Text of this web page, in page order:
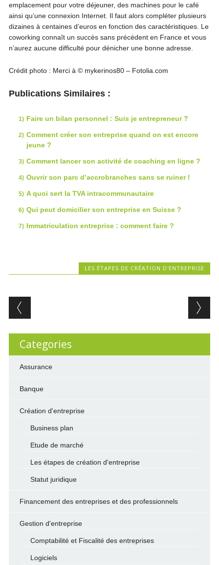
emplacement pour votre déjeuner, des machines pour le café
ainsi qu’une connexion Internet. Il faut alors compléter plusieurs
dizaines à centaines d’euros en fonction des caractéristiques. Le
coworking connaît un succès sans précédent en France et vous
n’aurez aucune difficulté pour dénicher une bonne adresse.
Crédit photo : Merci à © mykerinos80 – Fotolia.com
Publications Similaires :
Faire un bilan personnel : Suis je entrepreneur ?
Comment créer son entreprise quand on est encore
jeune ?
Comment lancer son activité de coaching en ligne ?
Ouvrir son parc d’accrobranches sans se ruiner !
A quoi sert la TVA intracommunautaire
Qui peut domicilier son entreprise en Suisse ?
Immatriculation entreprise : comment faire ?
LES ÉTAPES DE CRÉATION D'ENTREPRISE
Post navigation
Categories
Assurance
Banque
Création d'entreprise
Business plan
Etude de marché
Les étapes de création d'entreprise
Statut juridique
Financement des entreprises et des professionnels
Gestion d'entreprise
Comptabilité et Fiscalité des entreprises
Logiciels